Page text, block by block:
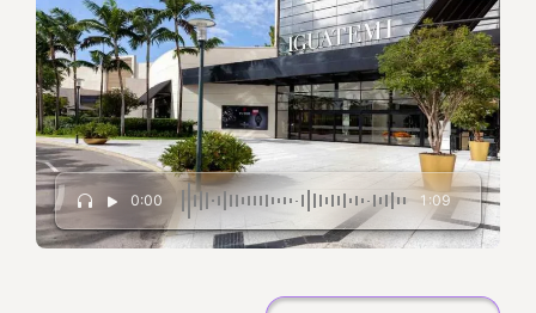
0:00 1:09